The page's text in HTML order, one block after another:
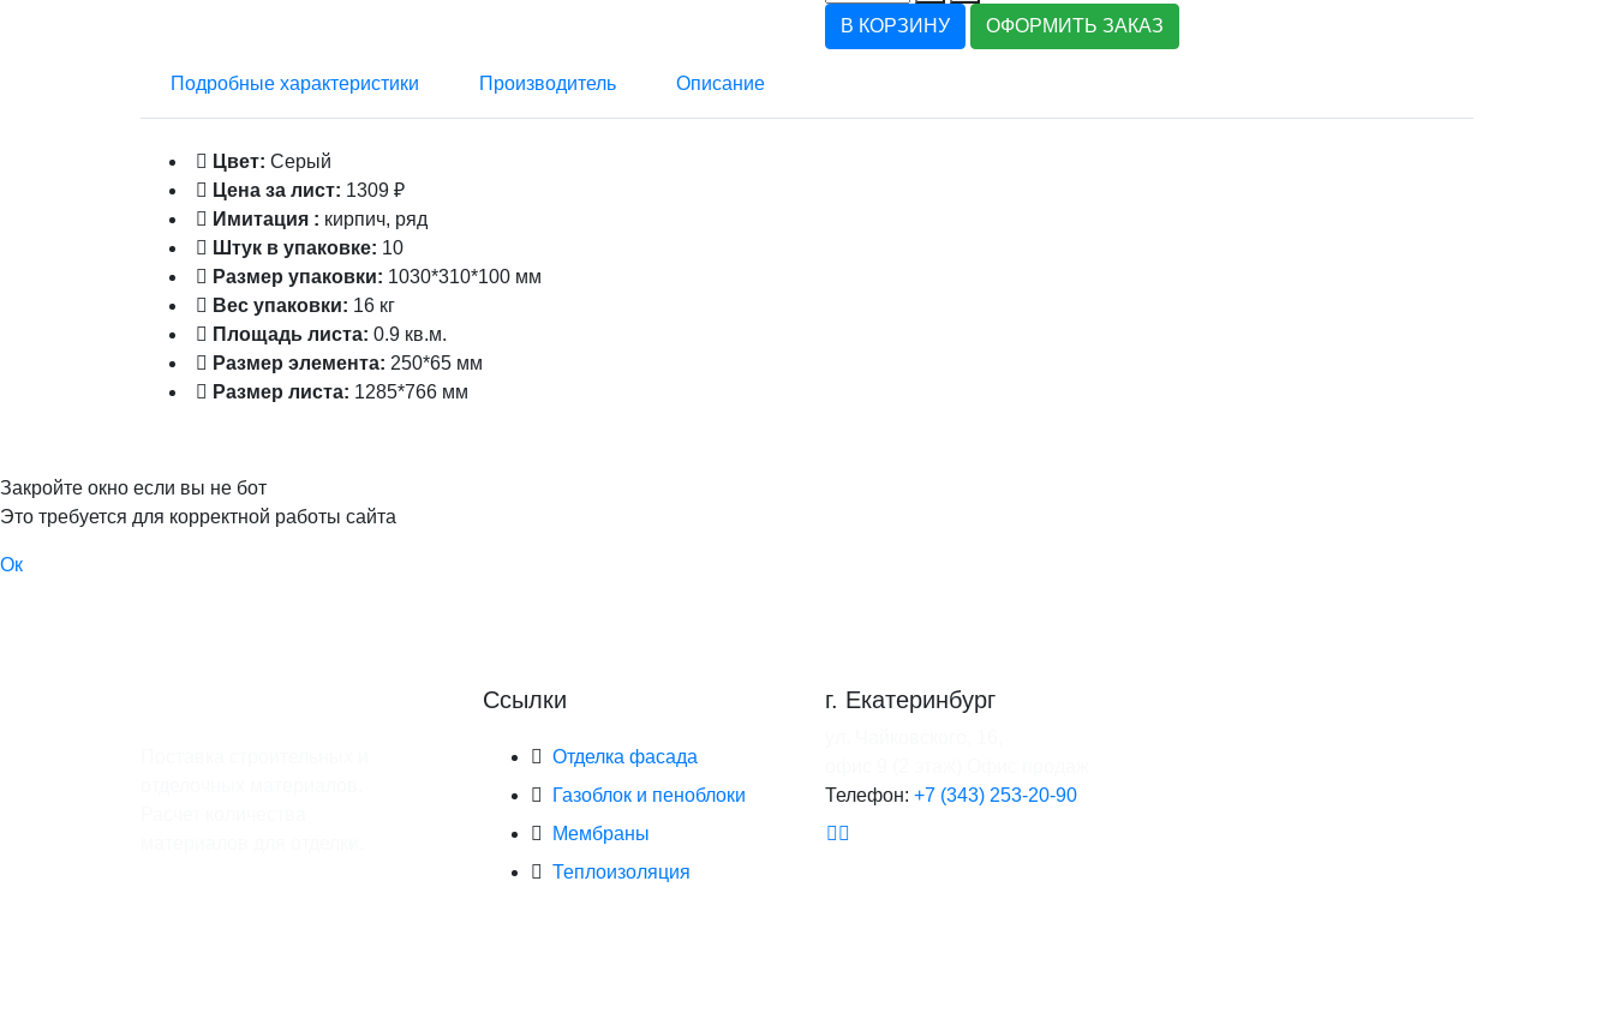
В КОРЗИНУ
ОФОРМИТЬ ЗАКАЗ
Подробные характеристики Производитель Описание
Цвет: Серый
Цена за лист: 1309 ₽
Имитация : кирпич, ряд
Штук в упаковке: 10
Размер упаковки: 1030*310*100 мм
Вес упаковки: 16 кг
Площадь листа: 0.9 кв.м.
Размер элемента: 250*65 мм
Размер листа: 1285*766 мм
Закройте окно если вы не бот
Это требуется для корректной работы сайта
Ок
Ссылки
Отделка фасада
Газоблок и пеноблоки
Мембраны
Теплоизоляция
г. Екатеринбург
Телефон: +7 (343) 253-20-90